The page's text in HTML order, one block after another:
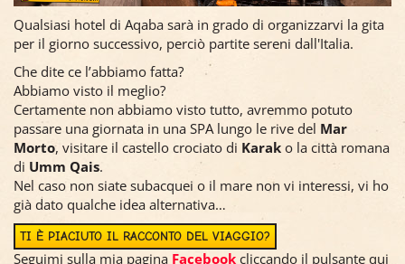
Qualsiasi hotel di Aqaba sarà in grado di organizzarvi la gita
per il giorno successivo, perciò partite sereni dall'Italia.
Che dite ce l’abbiamo fatta?
Abbiamo visto il meglio?
Certamente non abbiamo visto tutto, avremmo potuto
passare una giornata in una SPA lungo le rive del Mar
Morto, visitare il castello crociato di Karak o la città romana
di Umm Qais.
Nel caso non siate subacquei o il mare non vi interessi, vi ho
già dato qualche idea alternativa…
TI È PIACIUTO IL RACCONTO DEL VIAGGIO?
Seguimi sulla mia pagina Facebook cliccando il pulsante qui